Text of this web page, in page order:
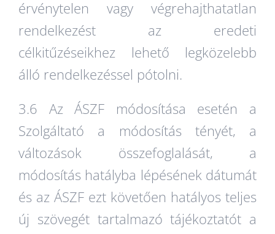
érvénytelen vagy végrehajthatatlan
rendelkezést az eredeti
célkitűzéseikhez lehető legközelebb
álló rendelkezéssel pótolni.
3.6 Az ÁSZF módosítása esetén a
Szolgáltató a módosítás tényét, a
változások összefoglalását, a
módosítás hatályba lépésének dátumát
és az ÁSZF ezt követően hatályos teljes
új szövegét tartalmazó tájékoztatót a